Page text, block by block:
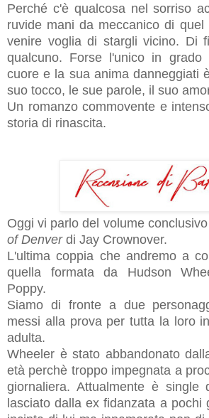
Perché c'è qualcosa nel sorriso
ruvide mani da meccanico di
venire voglia di stargli vicino. Di
qualcuno. Forse l'unico in
cuore e la sua anima danneggiati
suo tocco, le sue parole, il suo
Un romanzo commovente e
storia di rinascita.
Oggi vi parlo del volume
of Denverdi Jay Crownover.
L'ultima coppia che andremo a
quella formata da Hudson
Poppy.
Siamo di fronte a due
messi alla prova per tutta la loro
adulta.
Wheeler è stato abbandonato
età perchè troppo impegnata a
giornaliera. Attualmente è
lasciato dalla ex fidanzata a pochi